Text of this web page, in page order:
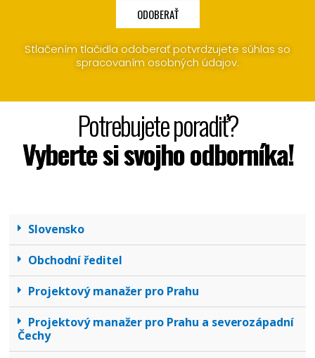
ODOBERAŤ
Stlačením tlačidla odoberať potvrdzujete súhlas so
spracovaním osobných údajov.
Potrebujete poradiť?
Vyberte si svojho odborníka!
Slovensko
Obchodní ředitel
Projektový manažer pro Prahu
Projektový manažer pro Prahu a severozápadní
Čechy